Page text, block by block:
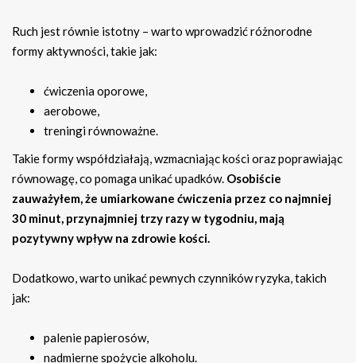
Ruch jest równie istotny – warto wprowadzić różnorodne
formy aktywności, takie jak:
ćwiczenia oporowe,
aerobowe,
treningi równoważne.
Takie formy współdziałają, wzmacniając kości oraz poprawiając
równowagę, co pomaga unikać upadków. Osobiście
zauważyłem, że umiarkowane ćwiczenia przez co najmniej
30 minut, przynajmniej trzy razy w tygodniu, mają
pozytywny wpływ na zdrowie kości.
Dodatkowo, warto unikać pewnych czynników ryzyka, takich
jak:
palenie papierosów,
nadmierne spożycie alkoholu.